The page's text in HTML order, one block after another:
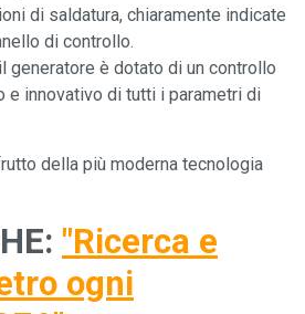
di saldatura, chiaramente indicate
di controllo.
generatore è dotato di un controllo
e innovativo di tutti i parametri di
della più moderna tecnologia
"Ricerca e
ogni